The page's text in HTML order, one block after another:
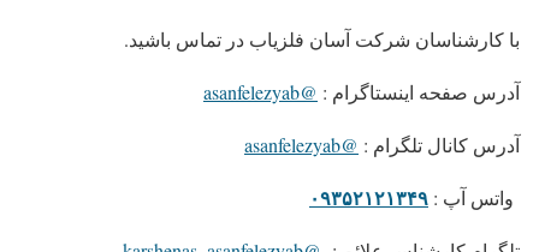
با کارشناسان شرکت آسان فلزیاب در تماس باشید.
آدرس صفحه اینستاگرام :
@asanfelezyab
آدرس کانال تلگرام :
@asanfelezyab
واتس آپ : ۰۹۳۵۲۱۲۱۳۴۹